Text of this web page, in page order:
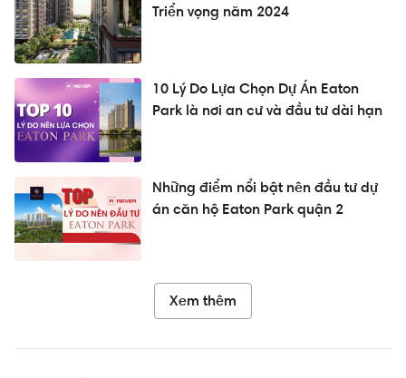
Triển vọng năm 2024
10 Lý Do Lựa Chọn Dự Án Eaton
Park là nơi an cư và đầu tư dài hạn
Những điểm nổi bật nên đầu tư dự
án căn hộ Eaton Park quận 2
Xem thêm